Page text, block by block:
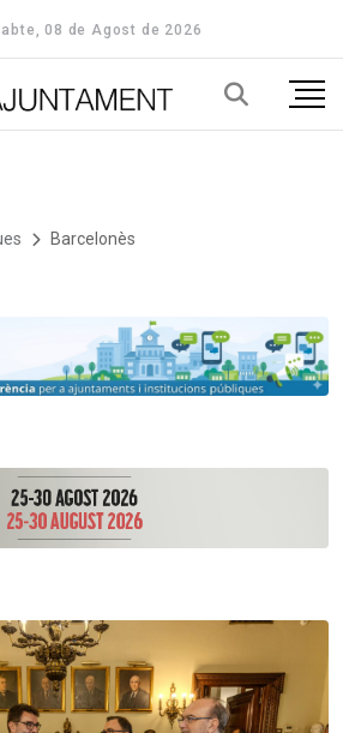
08 de Agost de 2026
Barcelonès